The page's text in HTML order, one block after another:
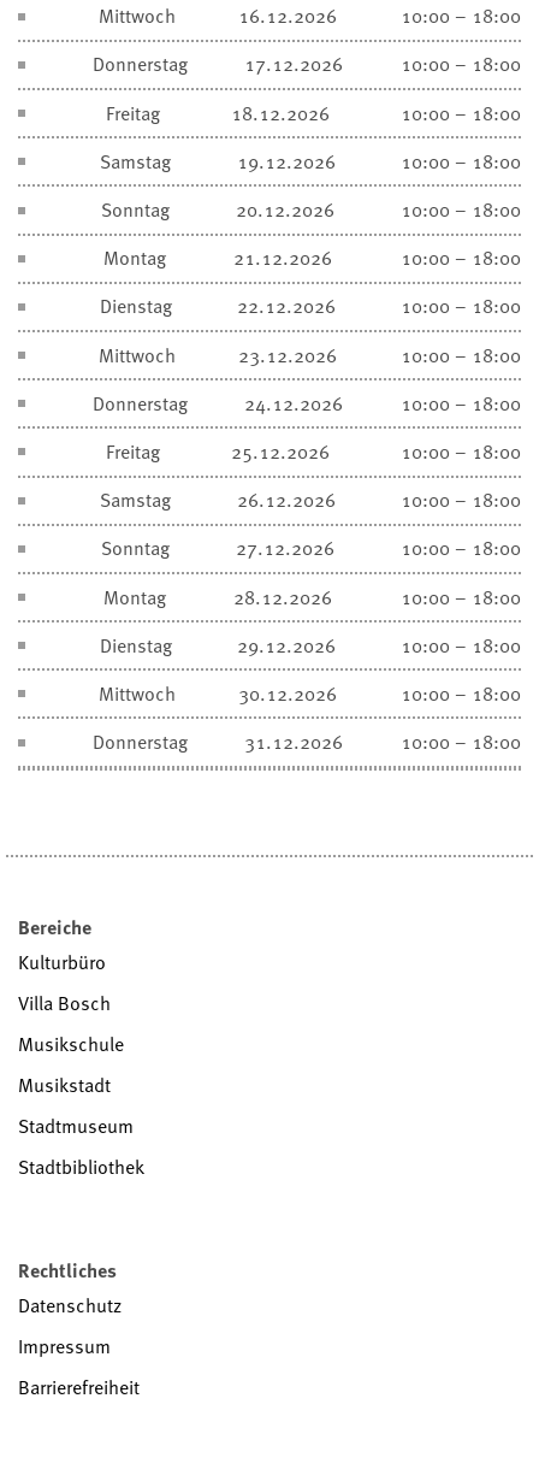
Mittwoch
16.12.2026
10:00 – 18:00
Donnerstag
17.12.2026
10:00 – 18:00
Freitag
18.12.2026
10:00 – 18:00
Samstag
19.12.2026
10:00 – 18:00
Sonntag
20.12.2026
10:00 – 18:00
Montag
21.12.2026
10:00 – 18:00
Dienstag
22.12.2026
10:00 – 18:00
Mittwoch
23.12.2026
10:00 – 18:00
Donnerstag
24.12.2026
10:00 – 18:00
Freitag
25.12.2026
10:00 – 18:00
Samstag
26.12.2026
10:00 – 18:00
Sonntag
27.12.2026
10:00 – 18:00
Montag
28.12.2026
10:00 – 18:00
Dienstag
29.12.2026
10:00 – 18:00
Mittwoch
30.12.2026
10:00 – 18:00
Donnerstag
31.12.2026 10:00 – 18:00
Bereiche
Kulturbüro
Villa Bosch
Musikschule
Musikstadt
Stadtmuseum
Stadtbibliothek
Rechtliches
Datenschutz
Impressum
Barrierefreiheit